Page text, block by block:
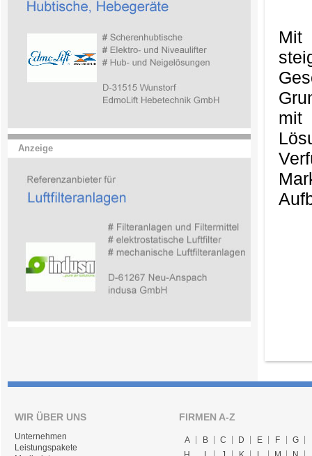
Anzeige
Mit
mit
WIR ÜBER UNS
Unternehmen
Leistungspakete
FIRMEN A-Z
A B C D E F
G